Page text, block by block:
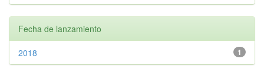
Fecha de lanzamiento
1
2018